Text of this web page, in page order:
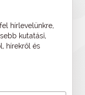
hírlevelünkre,
kutatási,
hírekről és